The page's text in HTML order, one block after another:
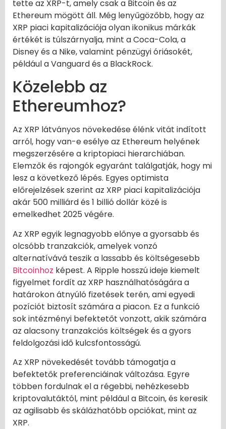
tette az XRP-t, amely csak a Bitcoin és az
Ethereum mögött áll. Még lenyűgözőbb, hogy az
XRP piaci kapitalizációja olyan ikonikus márkák
értékét is túlszárnyalja, mint a Coca-Cola, a
Disney és a Nike, valamint pénzügyi óriásokét,
például a Vanguard és a BlackRock.
Közelebb az
Ethereumhoz?
Az XRP látványos növekedése élénk vitát indított
arról, hogy van-e esélye az Ethereum helyének
megszerzésére a kriptopiaci hierarchiában.
Elemzők és rajongók egyaránt találgatják, hogy mi
lesz a következő lépés. Egyes optimista
előrejelzések szerint az XRP piaci kapitalizációja
akár 500 milliárd és 1 billió dollár közé is
emelkedhet 2025 végére.
Az XRP egyik legnagyobb előnye a gyorsabb és
olcsóbb tranzakciók, amelyek vonzó
alternatívává teszik a lassabb és költségesebb
Bitcoinhoz képest. A Ripple hosszú ideje kiemelt
figyelmet fordít az XRP használhatóságára a
határokon átnyúló fizetések terén, ami egyedi
pozíciót biztosít számára a piacon. Ez a funkció
sok intézményi befektetőt vonzott, akik számára
az alacsony tranzakciós költségek és a gyors
feldolgozási idő kulcsfontosságú.
Az XRP növekedését tovább támogatja a
befektetők preferenciáinak változása. Egyre
többen fordulnak el a régebbi, nehézkesebb
kriptovalutáktól, mint például a Bitcoin, és keresik
az agilisabb és skálázhatóbb opciókat, mint az
XRP.